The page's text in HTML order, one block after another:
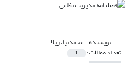
نویسنده =محمدنیا، ژیلا
تعداد مقالات: 1